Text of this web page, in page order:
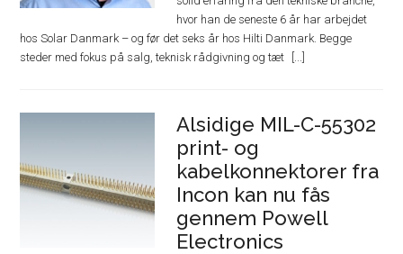
hvor han de seneste 6 år har arbejdet
hos Solar Danmark – og før det seks år hos Hilti Danmark. Begge
steder med fokus på salg, teknisk rådgivning og tæt
Alsidige MIL-C-55302
print- og
kabelkonnektorer fra
Incon kan nu fås
gennem Powell
Electronics